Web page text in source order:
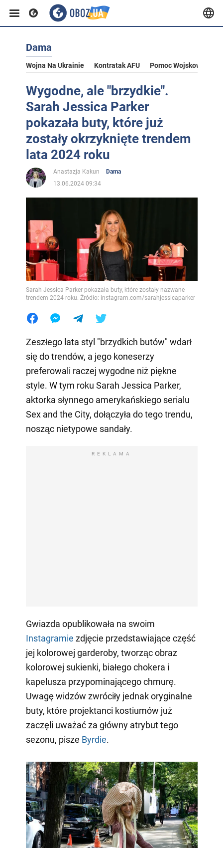
Dama
Wojna Na Ukrainie Kontratak AFU Pomoc Wojskowa Dla
Wygodne, ale "brzydkie".
Sarah Jessica Parker
pokazała buty, które już
zostały okrzyknięte trendem
lata 2024 roku
Anastazja Kakun
Dama
13.06.2024 09:34
Sarah Jessica Parker pokazała buty, które zostały nazwane
trendem 2024 roku. Źródło: instagram.com/sarahjessicaparker
Zeszłego lata styl "brzydkich butów" wdarł
się do trendów, a jego koneserzy
preferowali raczej wygodne niż piękne
style. W tym roku Sarah Jessica Parker,
aktorka słynnego amerykańskiego serialu
Sex and the City, dołączyła do tego trendu,
nosząc nietypowe sandały.
REKLAMA
Gwiazda opublikowała na swoim
Instagramie zdjęcie przedstawiające część
jej kolorowej garderoby, tworząc obraz
kolorowej sukienki, białego chokera i
kapelusza przypominającego chmurę.
Uwagę widzów zwróciły jednak oryginalne
buty, które projektanci kostiumów już
zaczęli uważać za główny atrybut tego
sezonu, pisze Byrdie.